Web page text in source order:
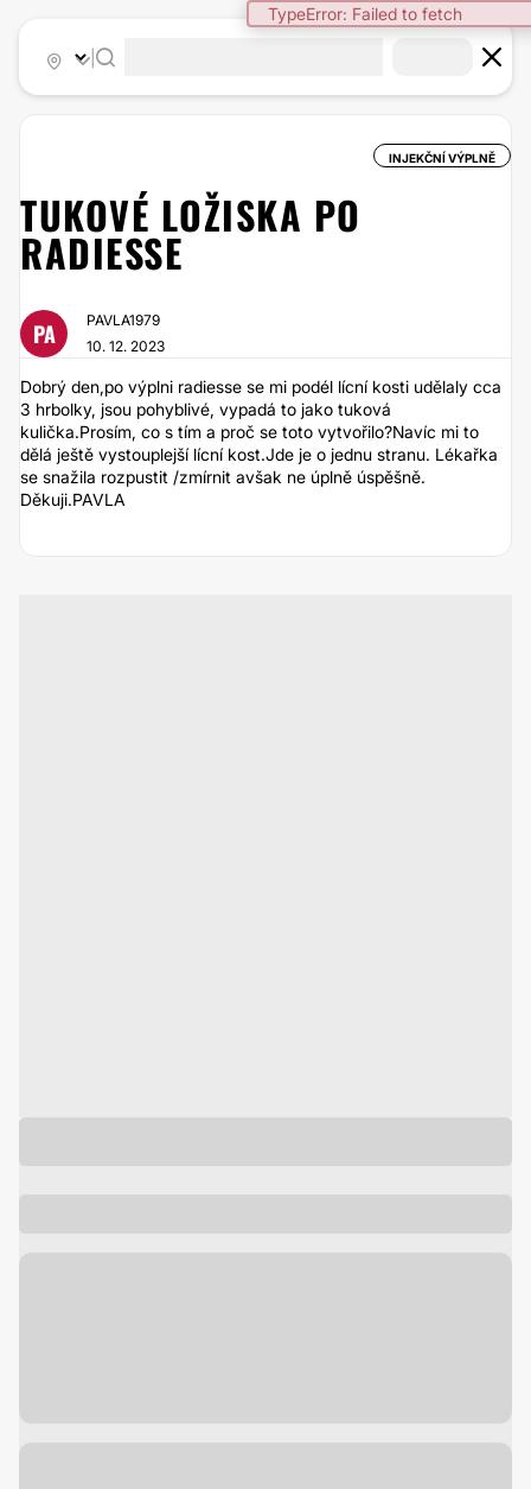
TypeError: Failed to fetch
INJEKČNÍ VÝPLNĚ
TUKOVÉ LOŽISKA PO
RADIESSE
PA
PAVLA1979
10. 12. 2023
Dobrý den,po výplni radiesse se mi podél lícní kosti udělaly cca
3 hrbolky, jsou pohyblivé, vypadá to jako tuková
kulička.Prosím, co s tím a proč se toto vytvořilo?Navíc mi to
dělá ještě vystouplejší lícní kost.Jde je o jednu stranu. Lékařka
se snažila rozpustit /zmírnit avšak ne úplně úspěšně.
Děkuji.PAVLA